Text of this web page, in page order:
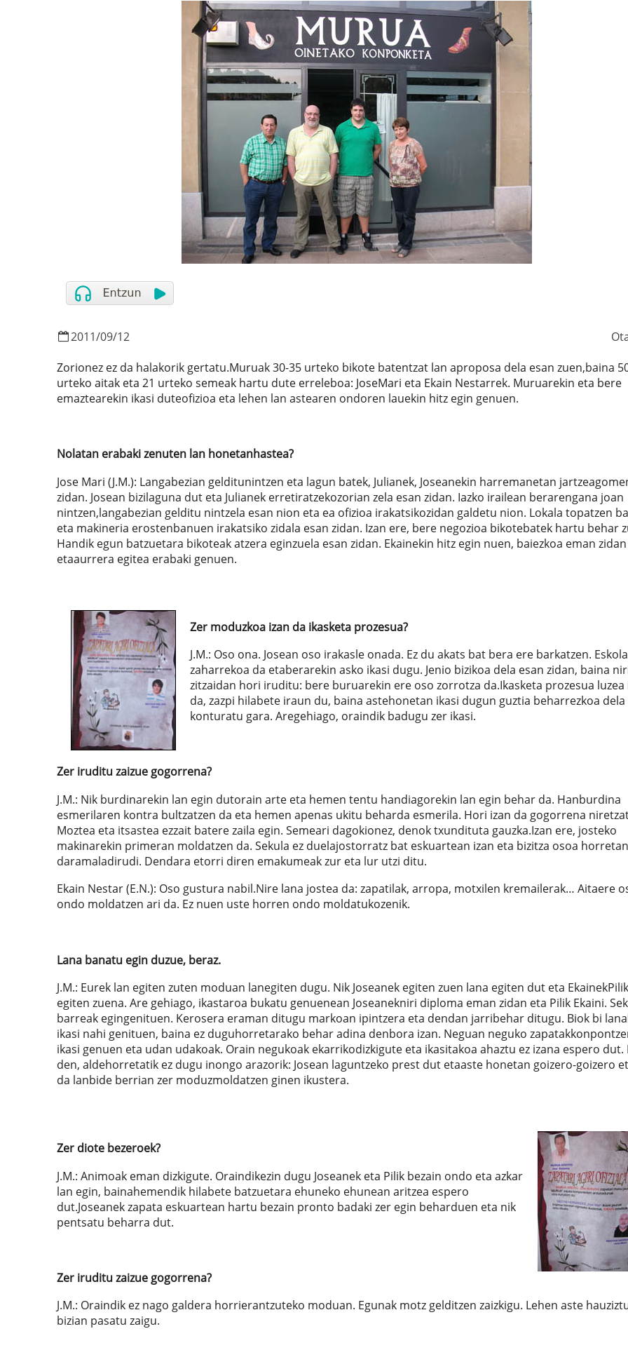
2011/09/12
Zorionez ez da halakorik gertatu.Muruak 30-35 urteko bikote batentzat lan aproposa dela esan zuen,baina
urteko aitak eta 21 urteko semeak hartu dute erreleboa: JoseMari eta Ekain Nestarrek. Muruarekin eta bere
emaztearekin ikasi duteofizioa eta lehen lan astearen ondoren lauekin hitz egin genuen.
Nolatan erabaki zenuten lan honetanhastea?
Jose Mari (J.M.): Langabezian gelditunintzen eta lagun batek, Julianek, Joseanekin harremanetan
zidan. Josean bizilaguna dut eta Julianek erretiratzekozorian zela esan zidan. Iazko irailean berarengana joan
nintzen,langabezian gelditu nintzela esan nion eta ea ofizioa irakatsikozidan galdetu nion. Lokala topatzen
eta makineria erostenbanuen irakatsiko zidala esan zidan. Izan ere, bere negozioa bikotebatek hartu behar
Handik egun batzuetara bikoteak atzera eginzuela esan zidan. Ekainekin hitz egin nuen, baiezkoa eman zidan
etaaurrera egitea erabaki genuen.
Zer moduzkoa izan da ikasketa prozesua?
J.M.: Oso ona. Josean oso irakasle onada. Ez du akats bat bera ere barkatzen. Eskola
zaharrekoa da etaberarekin asko ikasi dugu. Jenio bizikoa dela esan zidan, baina
zitzaidan hori iruditu: bere buruarekin ere oso zorrotza da.Ikasketa prozesua luzea
da, zazpi hilabete iraun du, baina astehonetan ikasi dugun guztia beharrezkoa dela
konturatu gara. Aregehiago, oraindik badugu zer ikasi.
Zer iruditu zaizue gogorrena?
J.M.: Nik burdinarekin lan egin dutorain arte eta hemen tentu handiagorekin lan egin behar da. Hanburdina
esmerilaren kontra bultzatzen da eta hemen apenas ukitu beharda esmerila. Hori izan da gogorrena
Moztea eta itsastea ezzait batere zaila egin. Semeari dagokionez, denok txundituta gauzka.Izan ere, josteko
makinarekin primeran moldatzen da. Sekula ez duelajostorratz bat eskuartean izan eta bizitza osoa horretan
daramaladirudi. Dendara etorri diren emakumeak zur eta lur utzi ditu.
Ekain Nestar (E.N.): Oso gustura nabil.Nire lana jostea da: zapatilak, arropa, motxilen kremailerak… Aitaere
ondo moldatzen ari da. Ez nuen uste horren ondo moldatukozenik.
Lana banatu egin duzue, beraz.
J.M.: Eurek lan egiten zuten moduan lanegiten dugu. Nik Joseanek egiten zuen lana egiten dut eta EkainekPilik
egiten zuena. Are gehiago, ikastaroa bukatu genuenean Joseanekniri diploma eman zidan eta Pilik Ekaini.
barreak egingenituen. Kerosera eraman ditugu markoan ipintzera eta dendan jarribehar ditugu. Biok bi
ikasi nahi genituen, baina ez duguhorretarako behar adina denbora izan. Neguan neguko
ikasi genuen eta udan udakoak. Orain negukoak ekarrikodizkigute eta ikasitakoa ahaztu ez izana espero dut.
den, aldehorretatik ez dugu inongo arazorik: Josean laguntzeko prest dut etaaste honetan goizero-goizero
da lanbide berrian zer moduzmoldatzen ginen ikustera.
Zer diote bezeroek?
J.M.: Animoak eman dizkigute. Oraindikezin dugu Joseanek eta Pilik bezain ondo eta azkar
lan egin, bainahemendik hilabete batzuetara ehuneko ehunean aritzea espero
dut.Joseanek zapata eskuartean hartu bezain pronto badaki zer egin beharduen eta nik
pentsatu beharra dut.
Zer iruditu zaizue gogorrena?
J.M.: Oraindik ez nago galdera horrierantzuteko moduan. Egunak motz gelditzen zaizkigu. Lehen aste
bizian pasatu zaigu.